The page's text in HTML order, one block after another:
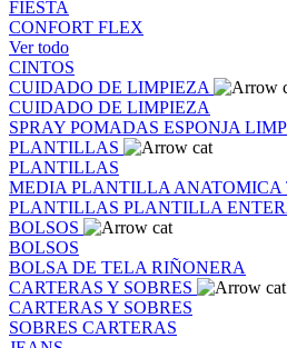
FIESTA
CONFORT FLEX
Ver todo
CINTOS
CUIDADO DE LIMPIEZA
CUIDADO DE LIMPIEZA
SPRAY POMADAS ESPONJA
PLANTILLAS
PLANTILLAS
MEDIA PLANTILLA ANATOMICA
PLANTILLAS PLANTILLA
BOLSOS
BOLSOS
BOLSA DE TELA RIÑONERA
CARTERAS Y SOBRES
CARTERAS Y SOBRES
SOBRES CARTERAS